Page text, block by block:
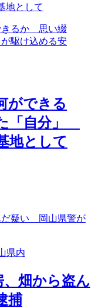
地として
ができる
「自分」
地として
だ疑い 岡山県警が
畑から盗ん
捕